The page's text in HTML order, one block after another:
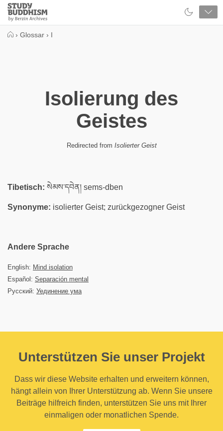
Close
Study
Buddhism
› Glossar › I
Isolierung des
Geistes
Redirected from Isolierter Geist
Tibetisch: སེམས་དབེན། sems-dben
Synonyme: isolierter Geist; zurückgezogner Geist
Andere Sprache
English: Mind isolation
Español: Separación mental
Русский: Уединение ума
Unterstützen Sie unser Projekt
Dass wir diese Website erhalten und erweitern können,
hängt allein von Ihrer Unterstützung ab. Wenn Sie unsere
Beiträge hilfreich finden, unterstützen Sie uns mit Ihrer
einmaligen oder monatlichen Spende.